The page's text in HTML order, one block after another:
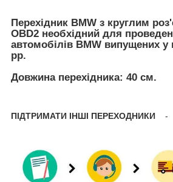
Перехідник BMW з круглим
OBD2 необхідний для
автомобілів BMW випущених у
рр.
Довжина перехідника: 40 см.
ПІДТРИМАТИ ІНШІ ПЕРЕХОДНИКИ -